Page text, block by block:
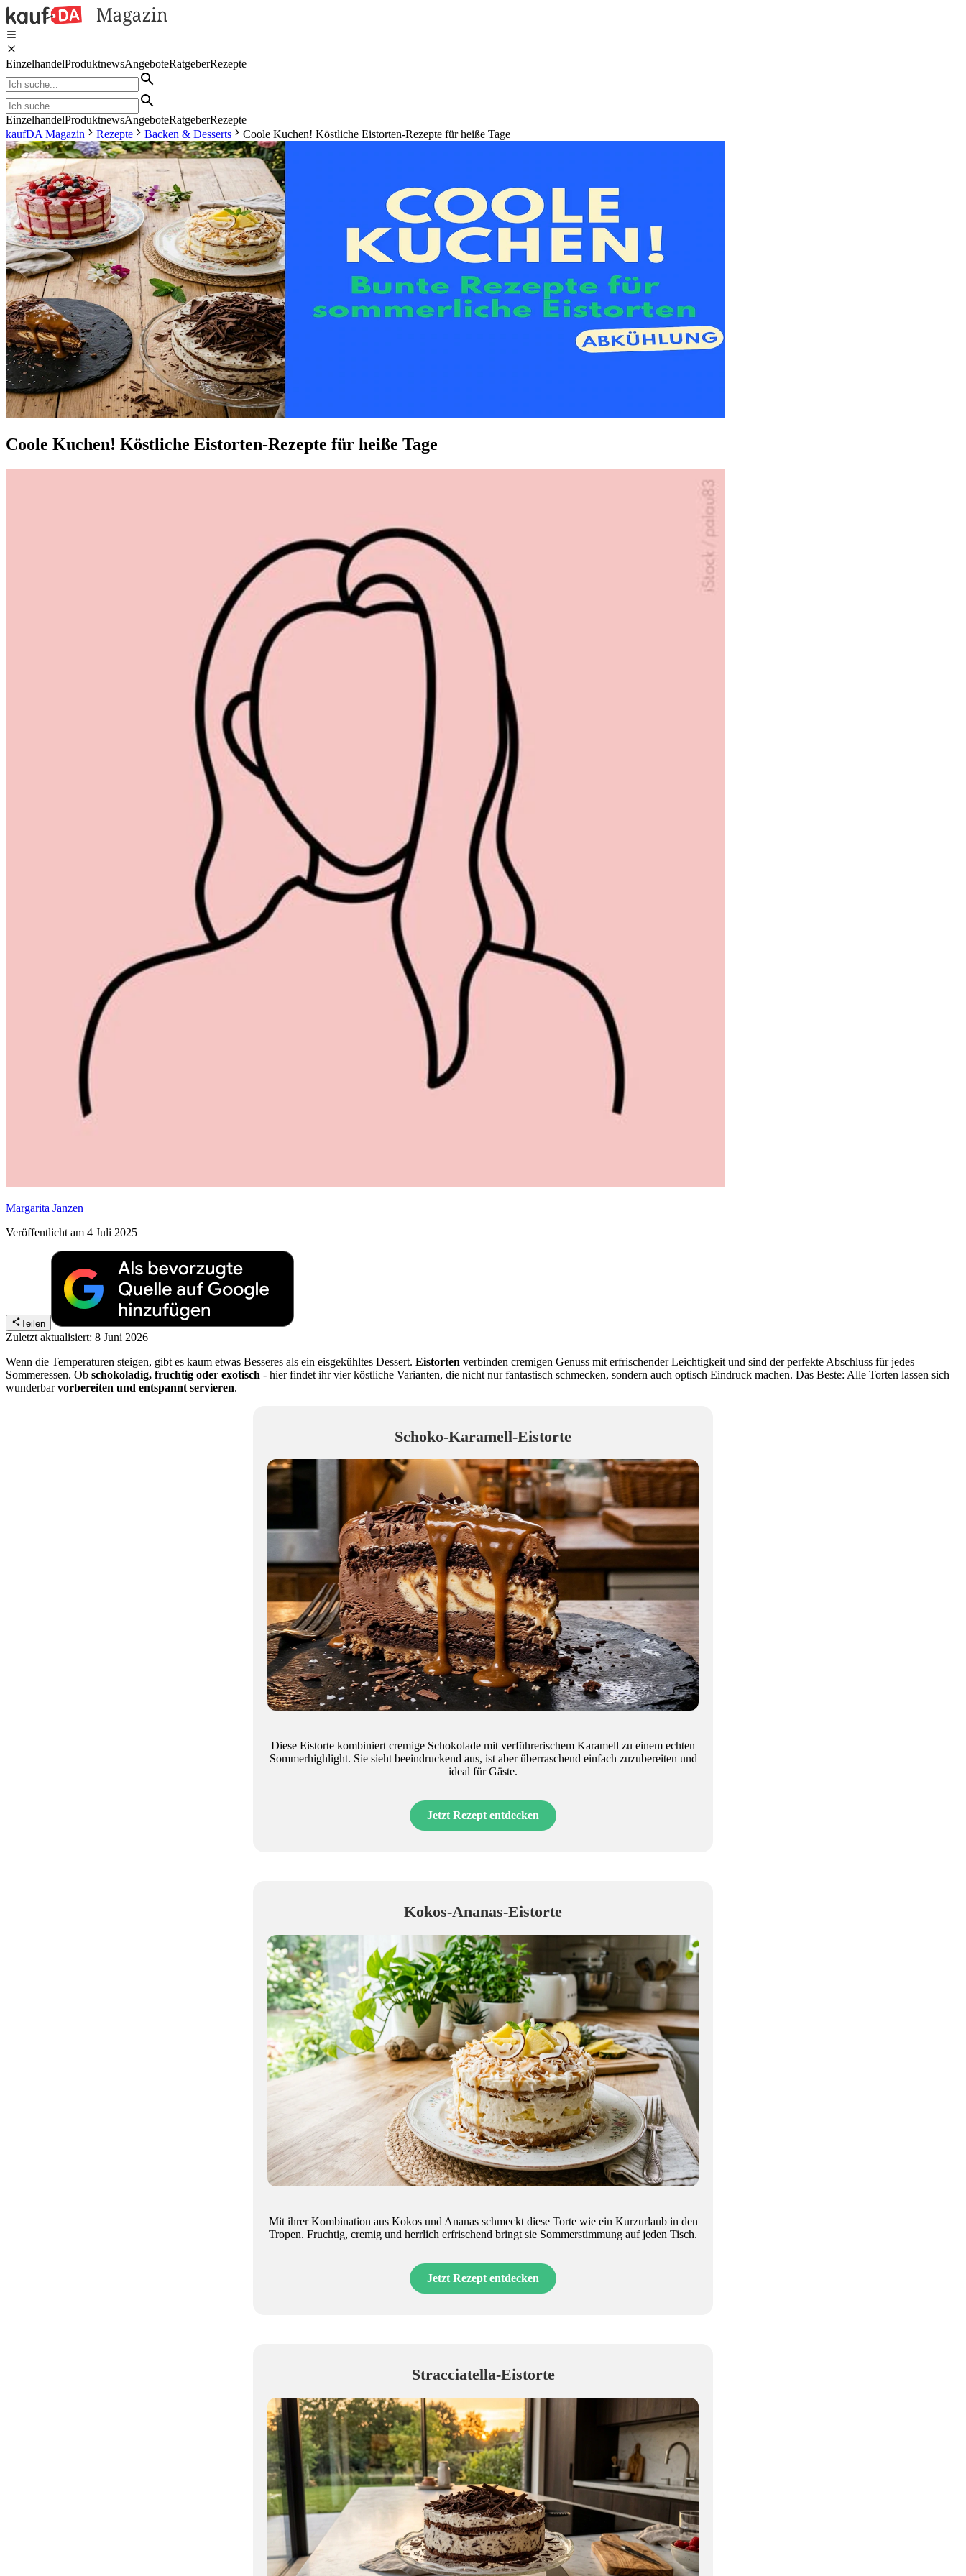
EinzelhandelProduktnewsAngeboteRatgeberRezepte
EinzelhandelProduktnewsAngeboteRatgeberRezepte
kaufDA Magazin
Rezepte Backen & Desserts Coole Kuchen! Köstliche Eistorten-Rezepte für heiße Tage
Coole Kuchen! Köstliche Eistorten-Rezepte für heiße Tage
Margarita Janzen
Veröffentlicht am 4 Juli 2025
Teilen
Zuletzt aktualisiert: 8 Juni 2026
Wenn die Temperaturen steigen, gibt es kaum etwas Besseres als ein eisgekühltes Dessert. Eistorten verbinden cremigen Genuss mit erfrischender Leichtigkeit und sind der perfekte Abschluss für jedes
Sommeressen. Ob schokoladig, fruchtig oder exotisch - hier findet ihr vier köstliche Varianten, die nicht nur fantastisch schmecken, sondern auch optisch Eindruck machen. Das Beste: Alle Torten lassen sich
wunderbarvorbereiten und entspannt servieren.
Schoko-Karamell-Eistorte
Diese Eistorte kombiniert cremige Schokolade mit verführerischem Karamell zu einem echten
Sommerhighlight. Sie sieht beeindruckend aus, ist aber überraschend einfach zuzubereiten und
ideal für Gäste.
Jetzt Rezept entdecken
Kokos-Ananas-Eistorte
Mit ihrer Kombination aus Kokos und Ananas schmeckt diese Torte wie ein Kurzurlaub in den
Tropen. Fruchtig, cremig und herrlich erfrischend bringt sie Sommerstimmung auf jeden Tisch.
Jetzt Rezept entdecken
Stracciatella-Eistorte